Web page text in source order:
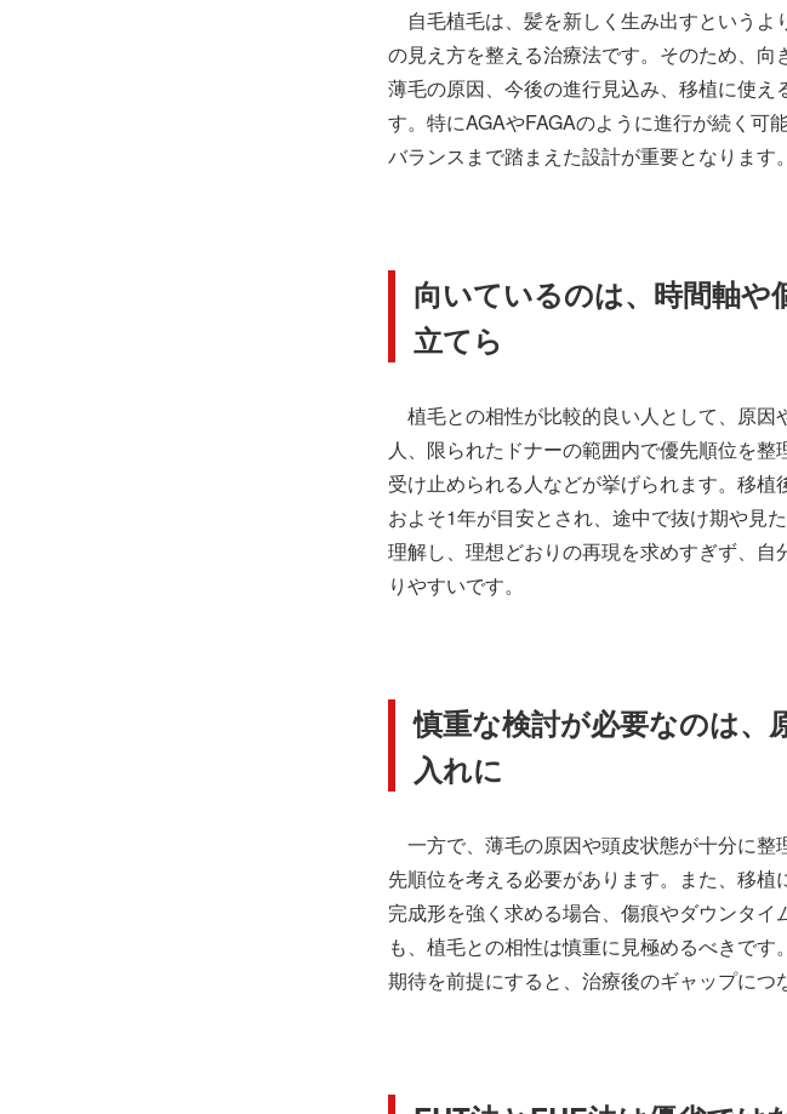
自毛植毛は、髪を新しく生み出すというよ
の見え方を整える治療法です。そのため、向
薄毛の原因、今後の進行見込み、移植に使
す。特にAGAやFAGAのように進行が続く可
バランスまで踏まえた設計が重要となります。
向いているのは、時間軸や
立てら
植毛との相性が比較的良い人として、原因
人、限られたドナーの範囲内で優先順位を
受け止められる人などが挙げられます。移
およそ1年が目安とされ、途中で抜け期や見
理解し、理想どおりの再現を求めすぎず、
りやすいです。
慎重な検討が必要なのは、
入れに
一方で、薄毛の原因や頭皮状態が十分に整
先順位を考える必要があります。また、移
完成形を強く求める場合、傷痕やダウンタ
も、植毛との相性は慎重に見極めるべきで
期待を前提にすると、治療後のギャップにつ